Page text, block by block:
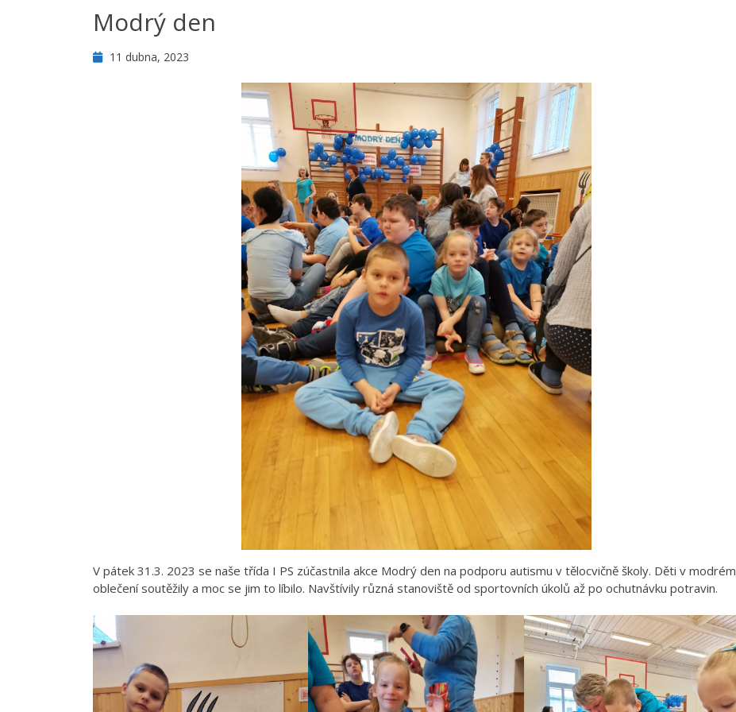
Modrý den
11 dubna, 2023
V pátek 31.3. 2023 se naše třída I PS zúčastnila akce Modrý den na podporu autismu v tělocvičně školy. Děti v modrém
oblečení soutěžily a moc se jim to líbilo. Navštívily různá stanoviště od sportovních úkolů až po ochutnávku potravin.